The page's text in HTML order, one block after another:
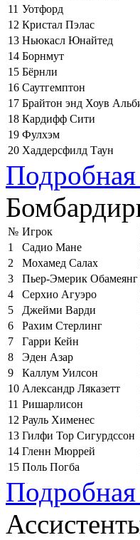
11 Уотфорд
12 Кристал Пэлас
13 Ньюкасл Юнайтед
14 Борнмут
15 Бёрнли
16 Саутгемптон
17 Брайтон энд Хоув
18 Кардифф Сити
19 Фулхэм
20 Хаддерсфилд Таун
Подробная
№ Игрок
1
Садио Мане
2
Мохамед Салах
3
Пьер-Эмерик Обамеянг
4
Серхио Агуэро
5
Джейми Варди
6
Рахим Стерлинг
7
Гарри Кейн
8
Эден Азар
9
Каллум Уилсон
10 Александр Ляказетт
11 Ришарлисон
12 Рауль Хименес
13 Гилфи Тор Сигурдссон
14 Гленн Мюррей
15 Поль Погба
Подробная